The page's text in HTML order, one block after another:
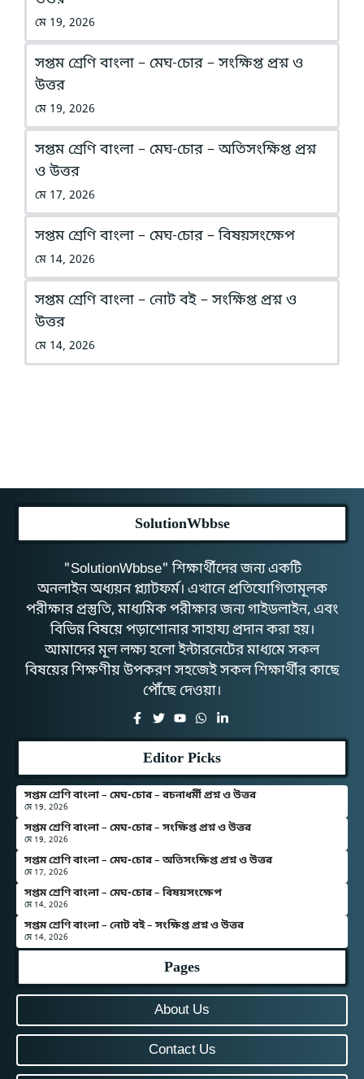
মে 19, 2026
সপ্তম শ্রেণি বাংলা – মেঘ-চোর – সংক্ষিপ্ত প্রশ্ন ও
উত্তর
মে 19, 2026
সপ্তম শ্রেণি বাংলা – মেঘ-চোর – অতিসংক্ষিপ্ত প্রশ্ন
ও উত্তর
মে 17, 2026
সপ্তম শ্রেণি বাংলা – মেঘ-চোর – বিষয়সংক্ষেপ
মে 14, 2026
সপ্তম শ্রেণি বাংলা – নোট বই – সংক্ষিপ্ত প্রশ্ন ও
উত্তর
মে 14, 2026
SolutionWbbse
"SolutionWbbse" শিক্ষার্থীদের জন্য একটি
অনলাইন অধ্যয়ন প্ল্যাটফর্ম। এখানে প্রতিযোগিতামূলক
পরীক্ষার প্রস্তুতি, মাধ্যমিক পরীক্ষার জন্য গাইডলাইন, এবং
বিভিন্ন বিষয়ে পড়াশোনার সাহায্য প্রদান করা হয়।
আমাদের মূল লক্ষ্য হলো ইন্টারনেটের মাধ্যমে সকল
বিষয়ের শিক্ষণীয় উপকরণ সহজেই সকল শিক্ষার্থীর কাছে
পৌঁছে দেওয়া।
Editor Picks
সপ্তম শ্রেণি বাংলা – মেঘ-চোর – রচনাধর্মী প্রশ্ন ও উত্তর
মে 19, 2026
সপ্তম শ্রেণি বাংলা – মেঘ-চোর – সংক্ষিপ্ত প্রশ্ন ও উত্তর
মে 19, 2026
সপ্তম শ্রেণি বাংলা – মেঘ-চোর – অতিসংক্ষিপ্ত প্রশ্ন ও উত্তর
মে 17, 2026
সপ্তম শ্রেণি বাংলা – মেঘ-চোর – বিষয়সংক্ষেপ
মে 14, 2026
সপ্তম শ্রেণি বাংলা – নোট বই – সংক্ষিপ্ত প্রশ্ন ও উত্তর
মে 14, 2026
Pages
About Us
Contact Us